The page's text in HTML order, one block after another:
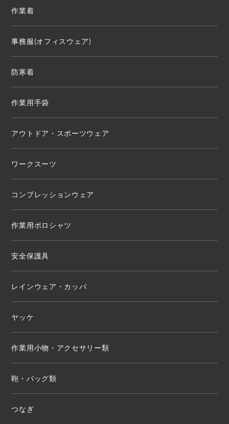
作業着
事務服(オフィスウェア)
防寒着
作業用手袋
アウトドア・スポーツウェア
ワークスーツ
コンプレッションウェア
作業用ポロシャツ
安全保護具
レインウェア・カッパ
ヤッケ
作業用小物・アクセサリー類
鞄・バッグ類
つなぎ